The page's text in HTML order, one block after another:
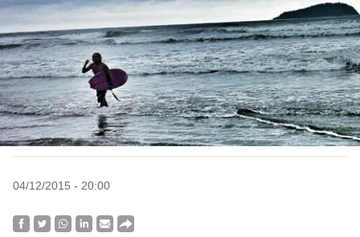
04/12/2015 - 20:00